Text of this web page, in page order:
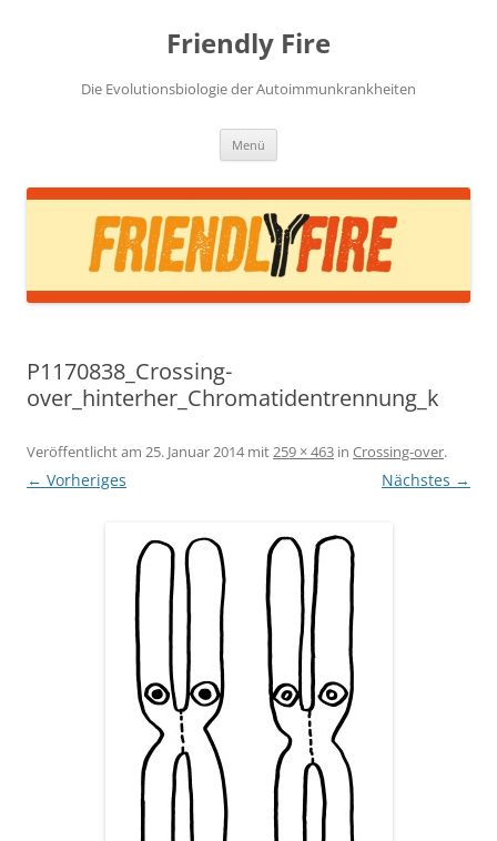
Friendly Fire
Die Evolutionsbiologie der Autoimmunkrankheiten
Menü
P1170838_Crossing-
over_hinterher_Chromatidentrennung_k
Veröffentlicht am 25. Januar 2014mit259 × 463 in Crossing-over.
← Vorheriges Nächstes →